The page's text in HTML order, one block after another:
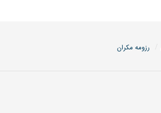
رزومه مکران